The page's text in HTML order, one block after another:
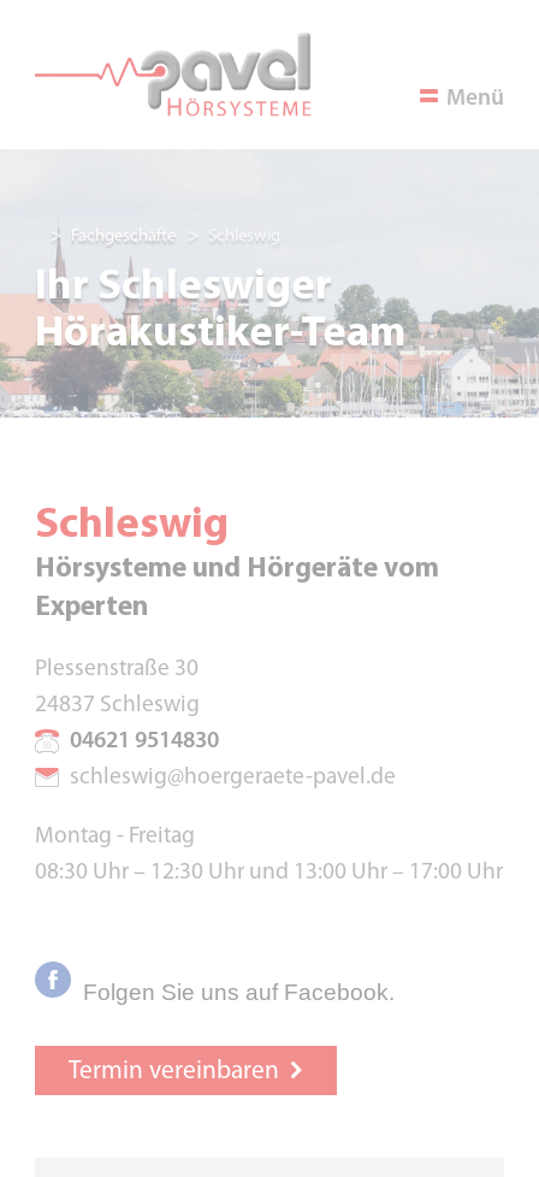
Menü
Fachgeschäfte Schleswig
Ihr Schleswiger
Hörakustiker-Team
Schleswig
Hörsysteme und Hörgeräte vom
Experten
Plessenstraße 30
24837 Schleswig
04621 9514830
schleswig@hoergeraete-pavel.de
Montag - Freitag
08:30 Uhr – 12:30 Uhr und 13:00 Uhr – 17:00 Uhr
Folgen Sie uns auf Facebook.
Termin vereinbaren